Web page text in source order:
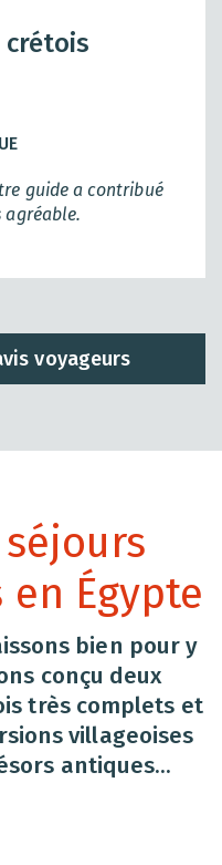
guide a contribué
agréable.
voyageurs
Égypte
bien pour y
conçu deux
très complets et
villageoises
antiques...